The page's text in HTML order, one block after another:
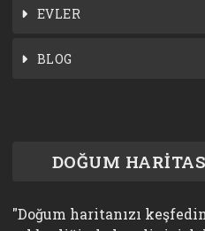
EVLER
BLOG
DOĞUM
"Doğum haritanızı